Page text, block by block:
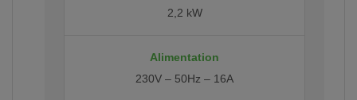
2,2 kW
Alimentation
230V – 50Hz – 16A